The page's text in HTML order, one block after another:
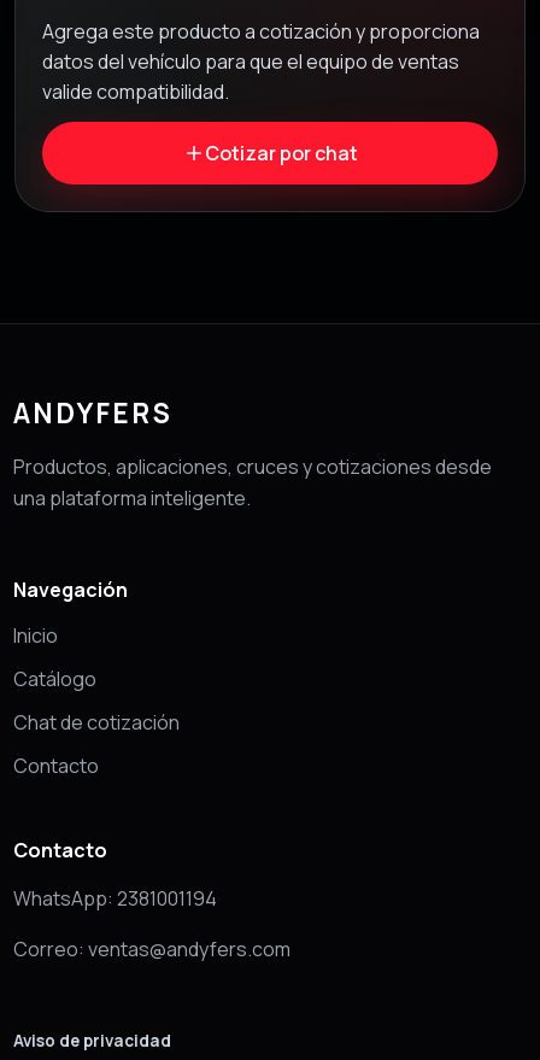
Agrega este producto a cotización y proporciona
datos del vehículo para que el equipo de ventas
valide compatibilidad.
Cotizar por chat
ANDYFERS
Productos, aplicaciones, cruces y cotizaciones desde
una plataforma inteligente.
Navegación
Inicio
Catálogo
Chat de cotización
Contacto
Contacto
WhatsApp: 2381001194
Correo: ventas@andyfers.com
Aviso de privacidad